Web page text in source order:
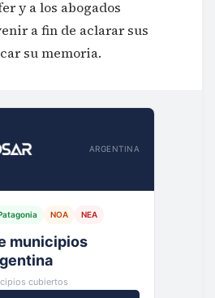
y a los abogados
a fin de aclarar sus
su memoria.
ARGENTINA
NOA NEA
municipios
cubiertos